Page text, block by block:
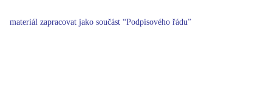
materiál zapracovat jako součást “Podpisového řádu”